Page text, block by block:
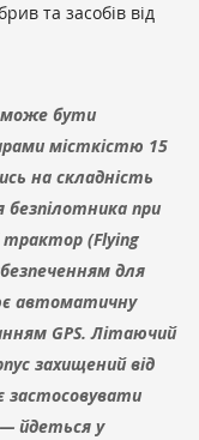
та засобів від
може бути
місткістю 15
на складність
безпілотника при
(Flying
для
автоматичну
GPS. Літаючий
захищений від
застосовувати
— йдеться у